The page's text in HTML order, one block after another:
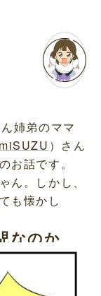
姉弟のママ
）さん
お話です。
ん。しかし、
も懐かし
なのか